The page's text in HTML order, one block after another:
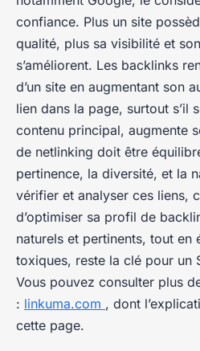
confiance. Plus un site
qualité, plus sa visibilité et
s’améliorent. Les backlinks
d’un site en augmentant son
lien dans la page, surtout s’il
contenu principal, augmente
de netlinking doit être
pertinence, la diversité, et la
vérifier et analyser ces liens,
d’optimiser sa profil de
naturels et pertinents, tout en
toxiques, reste la clé pour un
Vous pouvez consulter plus
: linkuma.com , dont
cette page.